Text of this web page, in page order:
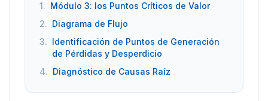
1. Módulo 3: los Puntos Críticos de Valor
2. Diagrama de Flujo
3. Identificación de Puntos de Generación
de Pérdidas y Desperdicio
4. Diagnóstico de Causas Raíz